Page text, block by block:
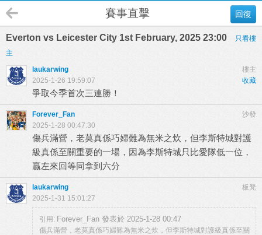
回復
賽事直擊
Everton vs Leicester City 1st February, 2025 23:00
只看樓
主
樓主
laukarwing
收藏
2025-1-26 19:59:07
爭取今季首次三連勝！
沙發
Forever_Fan
2025-1-28 00:47:30
傷兵滿營，老莫真係巧婦難為無米之炊，但李斯特城對護
級真係至關重要的一場，因為李斯特城只比愛隊低一位，
贏左來回等同拿到六分
板凳
laukarwing
2025-1-31 15:01:27
引用: Forever_Fan 發表於 2025-1-28 00:47
傷兵滿營，老莫真係巧婦難為無米之炊，但李斯特城對護級真係至關